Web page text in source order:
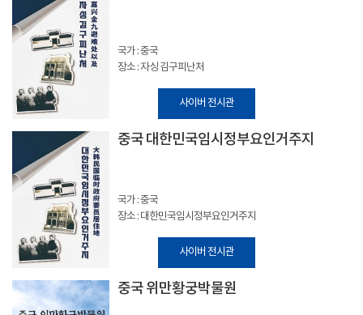
국가 : 중국
장소 : 자싱 김구피난처
사이버 전시관
중국 대한민국임시정부요인거주지
국가 : 중국
장소 : 대한민국임시정부요인거주지
사이버 전시관
중국 위만황궁박물원